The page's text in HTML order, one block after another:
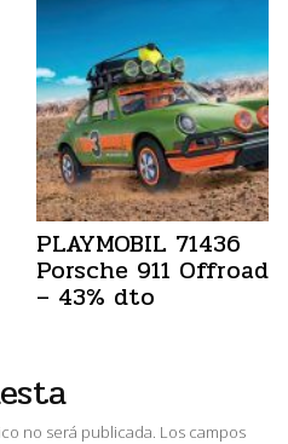
PLAYMOBIL 71436
Porsche 911 Offroad
– 43% dto
no será publicada. Los campos